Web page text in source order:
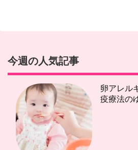
今週の人気記事
卵アレル
疫療法の